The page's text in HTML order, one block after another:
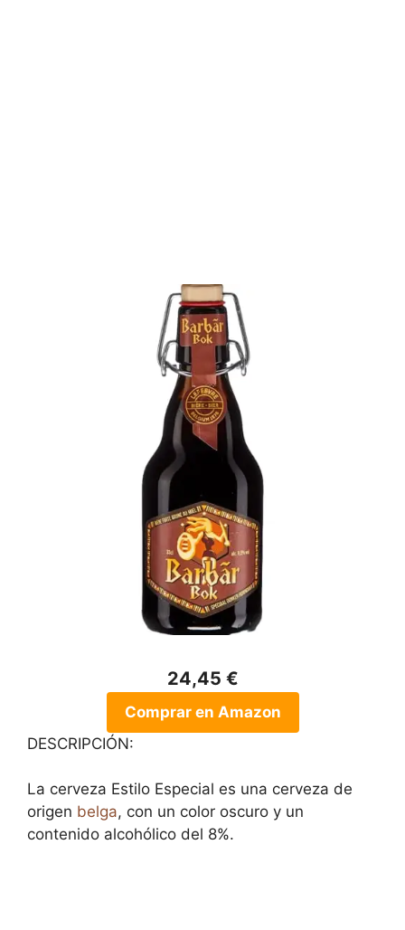
24,45 €
Comprar en Amazon
DESCRIPCIÓN:
La cerveza Estilo Especial es una cerveza de
origen belga, con un color oscuro y un
contenido alcohólico del 8%.